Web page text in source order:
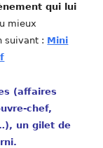
qui lui
mieux
suivant : Mini
(affaires
chef,
un gilet de